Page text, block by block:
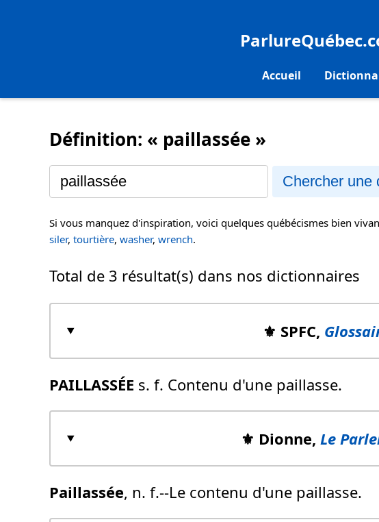
Accueil
Définition: « paillassée »
Chercher une
Si vous manquez d'inspiration, voici quelques québécismes bien
siler, tourtière, washer, wrench.
Total de 3 résultat(s) dans nos dictionnaires
⚜️ SPFC,
PAILLASSÉE s. f. Contenu d'une paillasse.
⚜️ Dionne, Le
Paillassée, n. f.--Le contenu d'une paillasse.